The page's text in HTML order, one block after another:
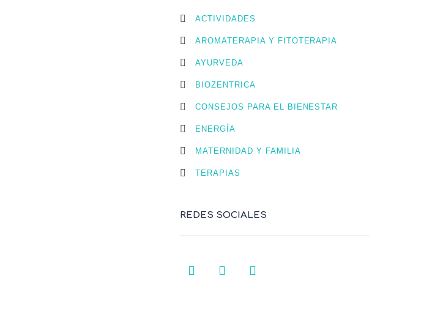
ACTIVIDADES
AROMATERAPIA Y FITOTERAPIA
AYURVEDA
BIOZENTRICA
CONSEJOS PARA EL BIENESTAR
ENERGÍA
MATERNIDAD Y FAMILIA
TERAPIAS
REDES SOCIALES